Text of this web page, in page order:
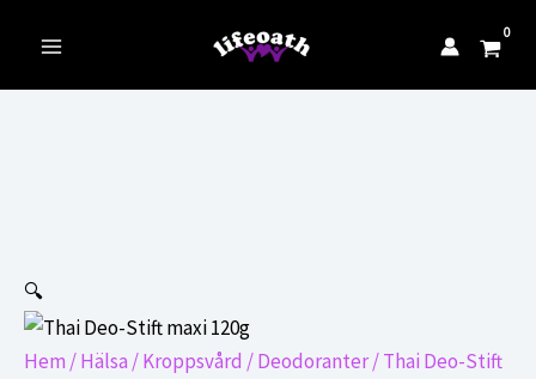
🔍
Hem /Hälsa /Kroppsvård /Deodoranter/ Thai Deo-Stift